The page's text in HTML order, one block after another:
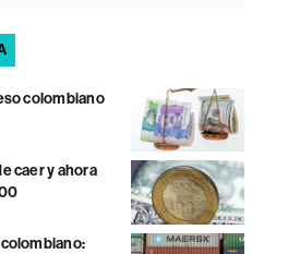
colombiano
caer y ahora